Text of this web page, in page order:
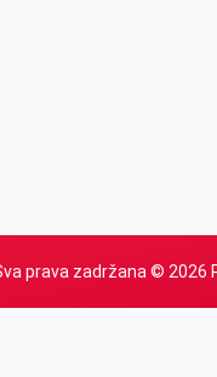
prava zadržana © 2026